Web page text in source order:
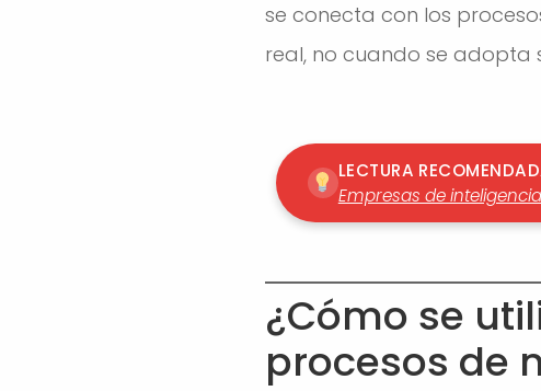
se conecta con los
real, no cuando se adopta
LECTURA
Empresas de
¿Cómo se
procesos de